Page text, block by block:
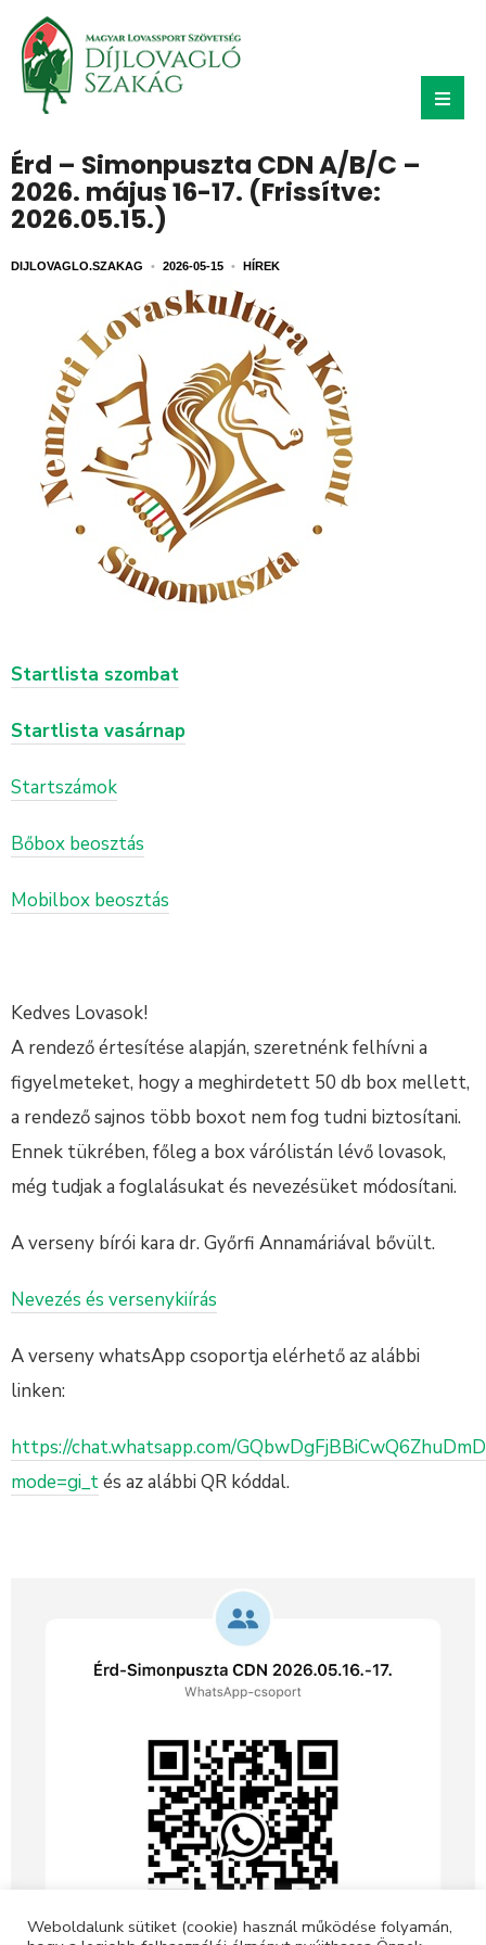
Érd – Simonpuszta CDN A/B/C –
2026. május 16-17. (Frissítve:
2026.05.15.)
DIJLOVAGLO.SZAKAG • 2026-05-15 • HÍREK
Startlista szombat
Startlista vasárnap
Startszámok
Bőbox beosztás
Mobilbox beosztás
Kedves Lovasok!
A rendező értesítése alapján, szeretnénk felhívni a
figyelmeteket, hogy a meghirdetett 50 db box mellett,
a rendező sajnos több boxot nem fog tudni biztosítani.
Ennek tükrében, főleg a box várólistán lévő lovasok,
még tudjak a foglalásukat és nevezésüket módosítani.
A verseny bírói kara dr. Győrfi Annamáriával bővült.
Nevezés és versenykiírás
A verseny whatsApp csoportja elérhető az alábbi
linken:
https://chat.whatsapp.com/
mode=gi_tés az alábbi QR kóddal.
Weboldalunk sütiket (cookie) használ működése folyamán,